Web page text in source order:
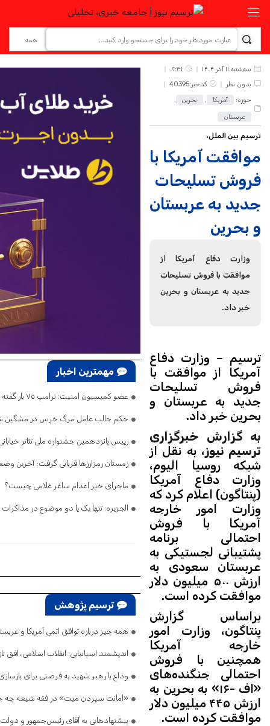
سه‌شنبه ۱۱ آذر ۱۴۰۴
۰۲:۳۱
بدون نظر
کدخبر:40395
حوزه:
آمریکا , بحرین ,
عربستان
ترسیم بین الملل،
موافقت آمریکا با
فروش تسلیحات
جدید به عربستان
و بحرین
وزارت دفاع آمریکا از
موافقت با فروش تسلیحات
جدید به عربستان و بحرین
خبر داد.
ترسیم – وزارت دفاع
آمریکا از موافقت با
فروش تسلیحات
جدید به عربستان و
بحرین خبر داد.
به گزارش خبرگزاری
ترسیم نیوز، به نقل از
شبکه روسیا الیوم،
وزارت دفاع آمریکا
(پنتاگون) اعلام کرد که
وزارت امور خارجه
آمریکا با فروش
احتمالی برنامه
پشتیبانی لجستیکی به
عربستان سعودی به
ارزش ۵۰۰ میلیون دلار
موافقت کرده است.
براساس گزارش
پنتاگون، وزارت امور
خارجه آمریکا
همچنین با فروش
احتمالی جنگنده‌های
«اف -۱۶» به بحرین به
ارزش ۴۴۵ میلیون دلار
موافقت کرده است.
مهمترین اخبار
عضو کمیسیون امنیت: ترامپ ۷۵ بار گفته تنگه هرمز باز است/ اگر ایران را نابود کرده‌اید، پس چرا تلفات می‌دهید و فرار می‌کنید؟
حکم جالب عامل مرگ خرس در مشگین‌
رییس پانزدهمین جشنواره ملی تئاتر
زمستان رمزارزها قربانی گرفت؛ آخرین
ماجرای خبر اعدام ساغر غلامی چیست؟
الجزیره: تنها یک یا دو موضوع در
ترسیم پژوهش
همه چیز درباره توافق اتمی آمریکا و
اندیشمند اسپانیایی: انقلاب اسلامی،
وداع با رهبر شهید به فرصتی برای
«امانت سپردن میت» در فقه شیعه چه
پیشنهادهایی به آقای رئیس‌جمهور و دولت